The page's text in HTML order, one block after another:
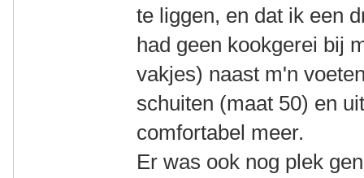
te liggen, en dat ik een
had geen kookgerei bij
vakjes) naast m'n
schuiten (maat 50) en
comfortabel meer.
Er was ook nog plek